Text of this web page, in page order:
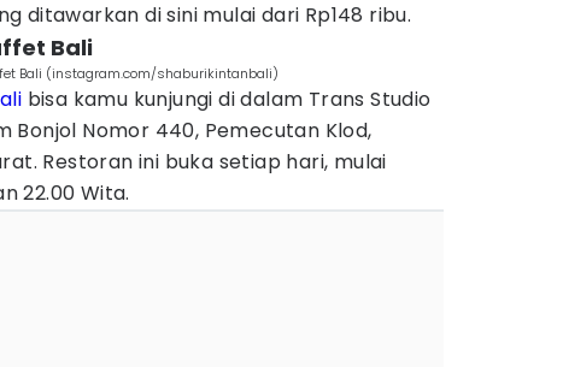
ditawarkan di sini mulai dari Rp148 ribu.
Bali
Bali (instagram.com/shaburikintanbali)
bisa kamu kunjungi di dalam Trans Studio
Bonjol Nomor 440, Pemecutan Klod,
Restoran ini buka setiap hari, mulai
22.00 Wita.